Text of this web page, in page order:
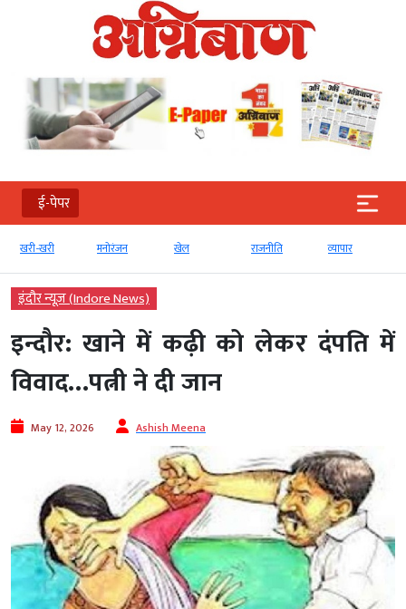
ई-पेपर
खरी-खरी मनोरंजन खेल राजनीति व्‍यापार
इंदौर न्यूज़ (Indore News)
इन्दौर: खाने में कढ़ी को लेकर दंपति में
विवाद…पत्नी ने दी जान
May 12, 2026 Ashish Meena